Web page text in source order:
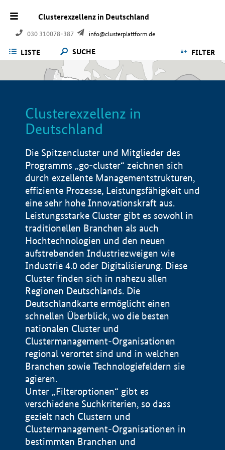
Clusterexzellenz in Deutschland
030 310078-387 info@clusterplattform.de
LISTE SUCHE FILTER
Clusterexzellenz in
Deutschland
Die Spitzencluster und Mitglieder des
Programms „go-cluster“ zeichnen sich
durch exzellente Managementstrukturen,
effiziente Prozesse, Leistungsfähigkeit und
eine sehr hohe Innovationskraft aus.
Leistungsstarke Cluster gibt es sowohl in
traditionellen Branchen als auch
Hochtechnologien und den neuen
aufstrebenden Industriezweigen wie
Industrie 4.0 oder Digitalisierung. Diese
Cluster finden sich in nahezu allen
Regionen Deutschlands. Die
Deutschlandkarte ermöglicht einen
schnellen Überblick, wo die besten
nationalen Cluster und
Clustermanagement-Organisationen
regional verortet sind und in welchen
Branchen sowie Technologiefeldern sie
agieren.
Unter „Filteroptionen“ gibt es
verschiedene Suchkriterien, so dass
gezielt nach Clustern und
Clustermanagement-Organisationen in
bestimmten Branchen und
Impressum
Datenschutzerklärung
BMWE, 2026 ©
100 km © Geobasis-DE / BKG 2015